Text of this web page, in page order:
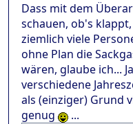
Dass mit dem
schauen, ob's
ziemlich viele
ohne Plan die
wären, glaube ich...
verschiedene
als (einziger) Grund
genug
...